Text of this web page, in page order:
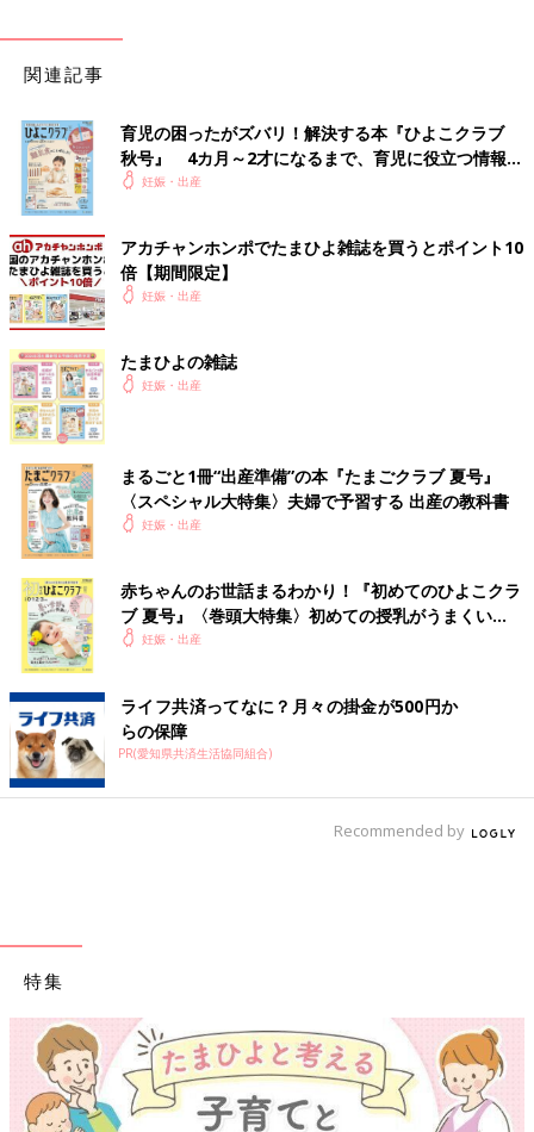
関連記事
育児の困ったがズバリ！解決する本『ひよこクラブ
秋号』 4カ月～2才になるまで、育児に役立つ情報が
いっぱい！
妊娠・出産
アカチャンホンポでたまひよ雑誌を買うとポイント10
倍【期間限定】
妊娠・出産
たまひよの雑誌
妊娠・出産
まるごと1冊“出産準備”の本『たまごクラブ 夏号』
〈スペシャル大特集〉夫婦で予習する 出産の教科書
妊娠・出産
赤ちゃんのお世話まるわかり！『初めてのひよこクラ
ブ 夏号』〈巻頭大特集〉初めての授乳がうまくい
く！ おっぱい・ミルクの基本と夏のトラブル 解決テ
妊娠・出産
ライフ共済ってなに？月々の掛金が500円か
らの保障
PR(愛知県共済生活協同組合)
Recommended by
特集